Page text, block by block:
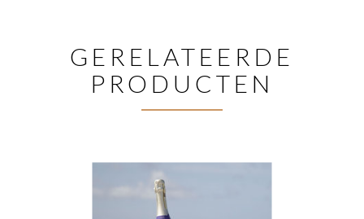
GERELATEERDE
PRODUCTEN